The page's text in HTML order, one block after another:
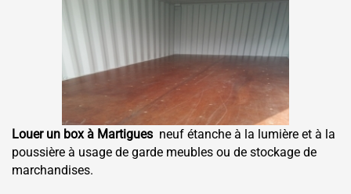
Louer un box à Martigues neuf étanche à la lumière et à la
poussière à usage de garde meubles ou de stockage de
marchandises.